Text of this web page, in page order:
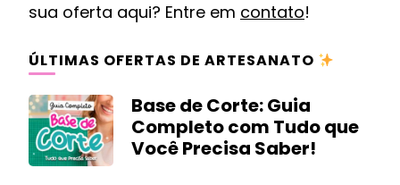
sua oferta aqui? Entre em contato!
ÚLTIMAS OFERTAS DE ARTESANATO
Base de Corte: Guia
Completo com Tudo que
Você Precisa Saber!